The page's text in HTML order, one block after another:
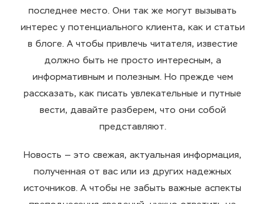
последнее место. Они так же могут вызывать
интерес у потенциального клиента, как и статьи
в блоге. А чтобы привлечь читателя, известие
должно быть не просто интересным, а
информативным и полезным. Но прежде чем
рассказать, как писать увлекательные и путные
вести, давайте разберем, что они собой
представляют.
Новость — это свежая, актуальная информация,
полученная от вас или из других надежных
источников. А чтобы не забыть важные аспекты